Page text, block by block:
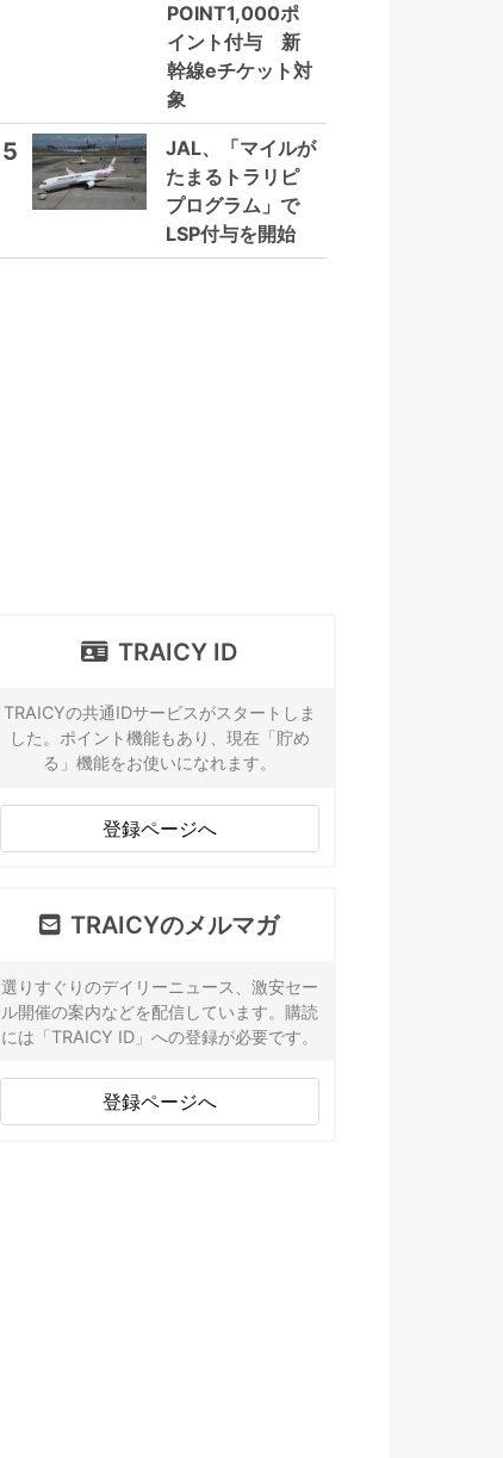
POINT1,000ポ
イント付与 新
幹線eチケット対
象
5
JAL、「マイルが
たまるトラリピ
プログラム」で
LSP付与を開始
TRAICY ID
TRAICYの共通IDサービスがスタートしま
した。ポイント機能もあり、現在「貯め
る」機能をお使いになれます。
登録ページへ
TRAICYのメルマガ
選りすぐりのデイリーニュース、激安セー
ル開催の案内などを配信しています。購読
には「TRAICY ID」への登録が必要です。
登録ページへ